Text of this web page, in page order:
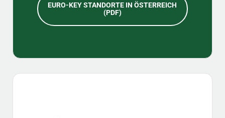
EURO-KEY STANDORTE IN ÖSTERREICH
(PDF)